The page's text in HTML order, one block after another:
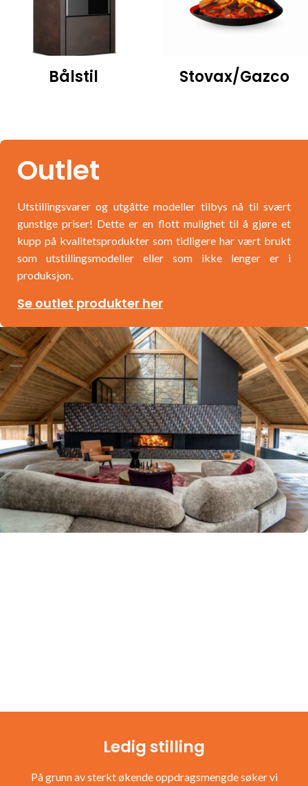
Bålstil Stovax/Gazco
Outlet
Utstillingsvarer og utgåtte modeller tilbys nå til svært
gunstige priser! Dette er en flott mulighet til å gjøre et
kupp på kvalitetsprodukter som tidligere har vært brukt
som utstillingsmodeller eller som ikke lenger er i
produksjon.
Se outlet produkter her
Ledig stilling
På grunn av sterkt økende oppdragsmengde søker vi